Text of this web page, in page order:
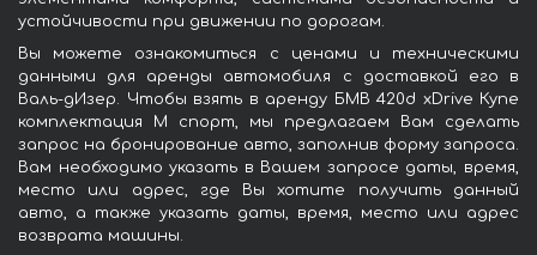
устойчивости при движении по дорогам.
Вы можете ознакомиться с ценами и техническими
данными для аренды автомобиля с доставкой его в
Валь-дИзер. Чтобы взять в аренду БМВ 420d xDrive Купе
комплектация М спорт, мы предлагаем Вам сделать
запрос на бронирование авто, заполнив форму запроса.
Вам необходимо указать в Вашем запросе даты, время,
место или адрес, где Вы хотите получить данный
авто, а также указать даты, время, место или адрес
возврата машины.